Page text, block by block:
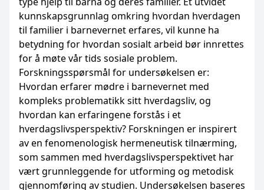
kunnskapsgrunnlag omkring hvordan hverdagen
til familier i barnevernet erfares, vil kunne ha
betydning for hvordan sosialt arbeid bør innrettes
for å møte vår tids sosiale problem.
Forskningsspørsmål for undersøkelsen er:
Hvordan erfarer mødre i barnevernet med
kompleks problematikk sitt hverdagsliv, og
hvordan kan erfaringene forstås i et
hverdagslivsperspektiv? Forskningen er inspirert
av en fenomenologisk hermeneutisk tilnærming,
som sammen med hverdagslivsperspektivet har
vært grunnleggende for utforming og metodisk
gjennomføring av studien. Undersøkelsen baseres